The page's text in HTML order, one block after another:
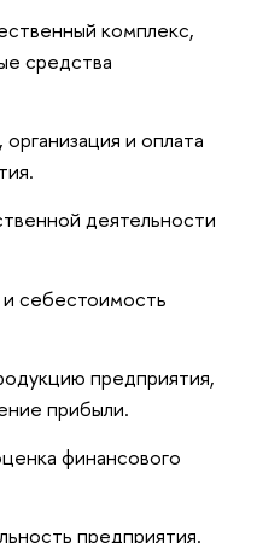
комплекс,
средства
и оплата
деятельности
себестоимость
предприятия,
прибыли.
финансового
предприятия.